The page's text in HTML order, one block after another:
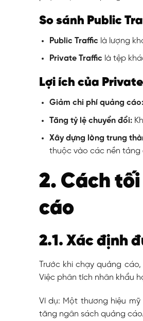
So sánh Public
Public Traffic là lượng
Private Traffic là tệp
Lợi ích của
Giảm chi phí quảng cáo:
Tăng tỷ lệ chuyển đổi:
Xây dựng lòng trung
thuộc vào các nền
2. Cách
cáo
2.1. Xác định
Trước khi chạy quảng
Việc phân tích nhân khẩu
Ví dụ: Một thương hiệu
tăng ngân sách quảng cáo.